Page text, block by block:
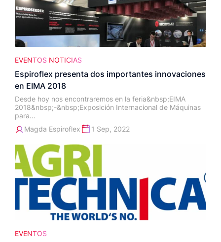
EVENTOS NOTICIAS
Espiroflex presenta dos importantes innovaciones
en EIMA 2018
Desde hoy nos encontraremos en la feria&nbsp;EIMA
2018&nbsp;-&nbsp;Exposición Internacional de Máquinas
para...
Magda Espiroflex
1 Sep, 2022
EVENTOS